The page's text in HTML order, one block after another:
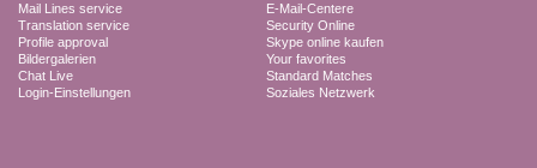
Mail Lines service
Translation service
Profile approval
Bildergalerien
Chat Live
Login-Einstellungen
E-Mail-Centere
Security Online
Skype online kaufen
Your favorites
Standard Matches
Soziales Netzwerk